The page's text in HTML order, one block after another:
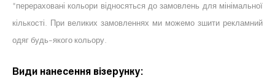
*перераховані кольори відносяться до замовлень для мінімальної
кількості. При великих замовленнях ми можемо зшити рекламний
одяг будь-якого кольору.
Види нанесення візерунку: